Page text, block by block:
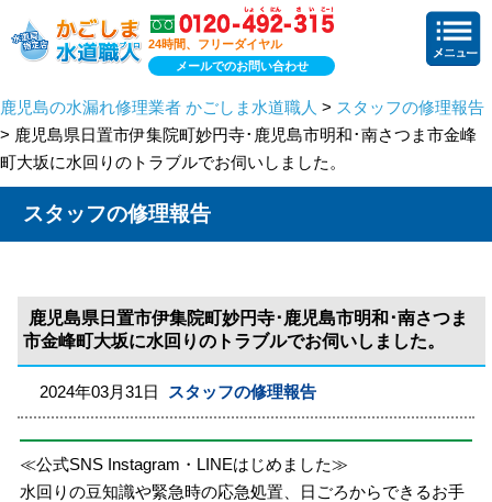
24時間、フリーダイヤル
メールでのお問い合わせ
鹿児島の水漏れ修理業者 かごしま水道職人 > スタッフの修理報告
> 鹿児島県日置市伊集院町妙円寺･鹿児島市明和･南さつま市金峰
町大坂に水回りのトラブルでお伺いしました。
スタッフの修理報告
鹿児島県日置市伊集院町妙円寺･鹿児島市明和･南さつま
市金峰町大坂に水回りのトラブルでお伺いしました。
2024年03月31日 スタッフの修理報告
≪公式SNS Instagram・LINEはじめました≫
水回りの豆知識や緊急時の応急処置、日ごろからできるお手